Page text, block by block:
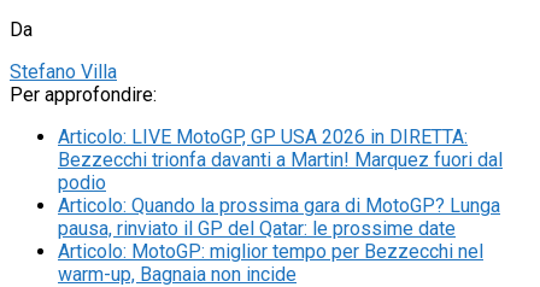
Da
Stefano Villa
Per approfondire:
Articolo: LIVE MotoGP, GP USA 2026 in DIRETTA:
Bezzecchi trionfa davanti a Martin! Marquez fuori dal
podio
Articolo: Quando la prossima gara di MotoGP? Lunga
pausa, rinviato il GP del Qatar: le prossime date
Articolo: MotoGP: miglior tempo per Bezzecchi nel
warm-up, Bagnaia non incide